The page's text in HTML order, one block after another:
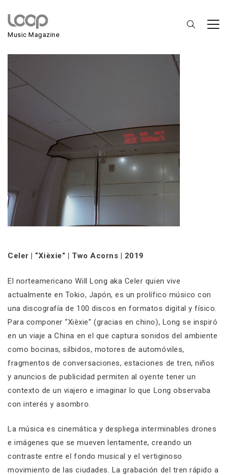
Music Magazine
Celer
Celer | “Xièxie” | Two Acorns | 2019
El norteamericano Will Long aka Celer quien vive
actualmente en Tokio, Japón, es un prolífico músico con
una discografía de 100 discos en formatos digital y físico.
Para componer “Xièxie” (gracias en chino), Long se inspiró
en un viaje a China en el que captura sonidos del ambiente
como bocinas, silbidos, motores de automóviles,
fragmentos de conversaciones, estaciones de tren, niños
y anuncios de publicidad permiten al oyente tener un
contexto de un viajero e imaginar lo que Long observaba
con interés y asombro.
La música es cinemática y despliega interminables drones
e imágenes que se mueven lentamente, creando un
contraste entre el fondo musical y el vertiginoso
movimiento de las ciudades. La grabación del tren rápido a